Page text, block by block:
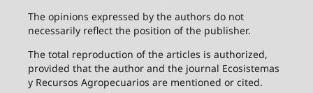
The opinions expressed by the authors do not
necessarily reflect the position of the publisher.
The total reproduction of the articles is authorized,
provided that the author and the journal Ecosistemas
y Recursos Agropecuarios are mentioned or cited.